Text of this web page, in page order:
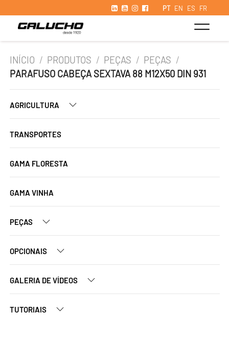
PT EN ES FR
INÍCIO / PRODUTOS / PEÇAS / PEÇAS /
PARAFUSO CABEÇA SEXTAVA 88 M12X50 DIN 931
AGRICULTURA
TRANSPORTES
GAMA FLORESTA
GAMA VINHA
PEÇAS
OPCIONAIS
GALERIA DE VÍDEOS
TUTORIAIS